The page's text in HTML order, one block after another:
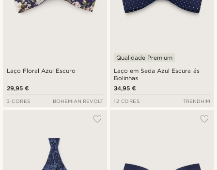
Laço Floral Azul Escuro
29,95 €
3 CORES BOHEMIAN REVOLT
Laço em Seda Azul Escura ás
Bolinhas
Qualidade Premium
34,95 €
12 CORES TRENDHIM